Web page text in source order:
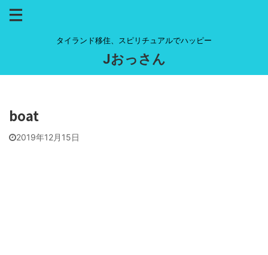
タイランド移住、スピリチュアルでハッピー
Jおっさん
boat
2019年12月15日